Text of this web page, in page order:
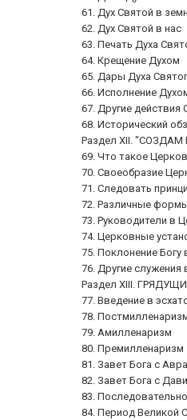
61. Дух Святой в
62. Дух Святой в нас
63. Печать Духа
64. Крещение Духом
65. Дары Духа
66. Исполнение
67. Другие действия
68. Исторический
Раздел XII.
69. Что такое
70. Своеобразие
71. Следовать
72. Различные
73. Руководители в
74. Церковные
75. Поклонение
76. Другие служения
Раздел XIII.
77. Введение в
78.
79. Амилленаризм
80. Премилленаризм
81. Завет Бога с
82. Завет Бога с
83.
84. Период Великой